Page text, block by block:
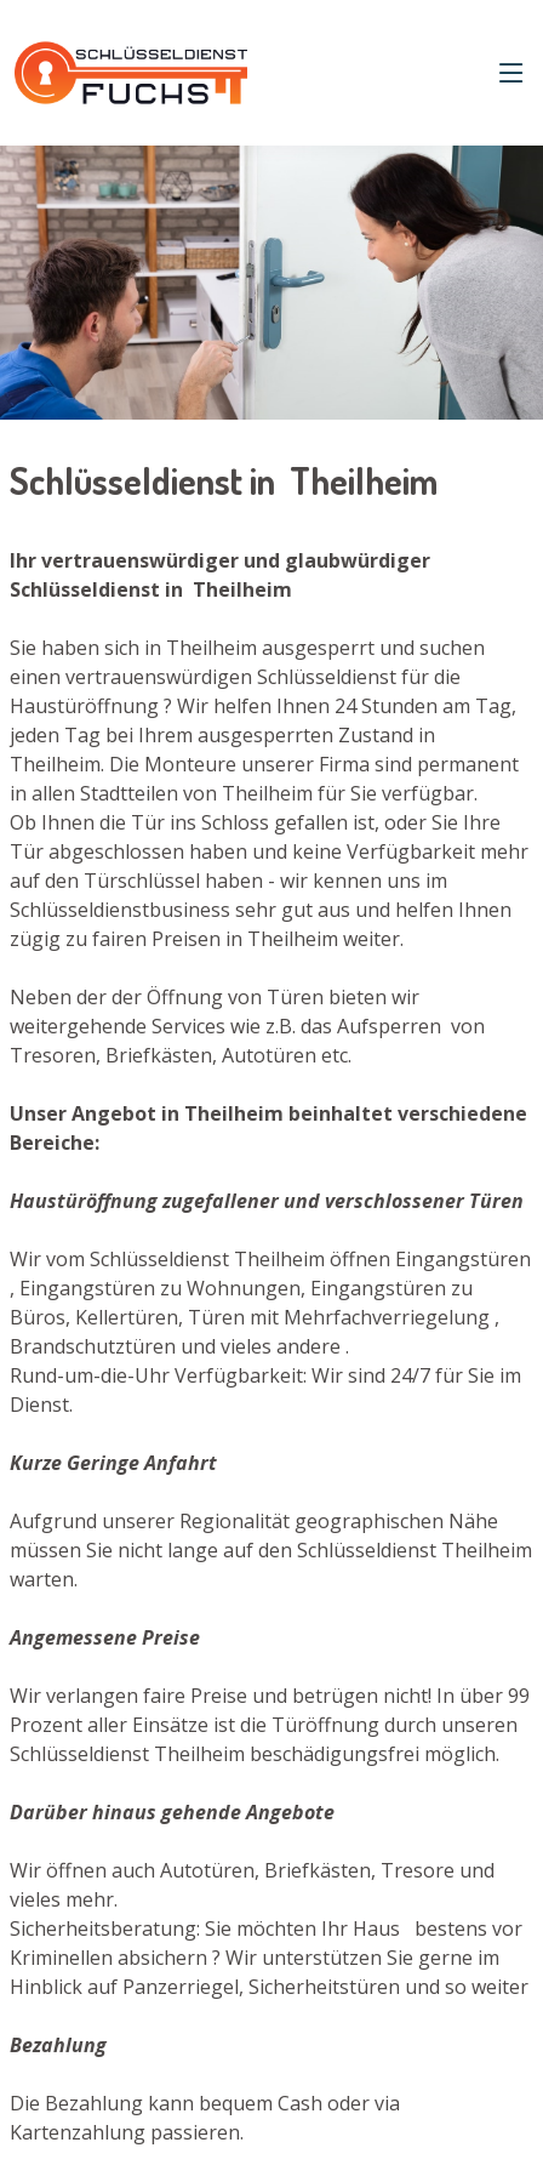
Schlüsseldienst in Theilheim
Ihr vertrauenswürdiger und glaubwürdiger
Schlüsseldienst in Theilheim
Sie haben sich in Theilheim ausgesperrt und suchen
einen vertrauenswürdigen Schlüsseldienst für die
Haustüröffnung ? Wir helfen Ihnen 24 Stunden am Tag,
jeden Tag bei Ihrem ausgesperrten Zustand in
Theilheim. Die Monteure unserer Firma sind permanent
in allen Stadtteilen von Theilheim für Sie verfügbar.
Ob Ihnen die Tür ins Schloss gefallen ist, oder Sie Ihre
Tür abgeschlossen haben und keine Verfügbarkeit mehr
auf den Türschlüssel haben - wir kennen uns im
Schlüsseldienstbusiness sehr gut aus und helfen Ihnen
zügig zu fairen Preisen in Theilheim weiter.
Neben der der Öffnung von Türen bieten wir
weitergehende Services wie z.B. das Aufsperren von
Tresoren, Briefkästen, Autotüren etc.
Unser Angebot in Theilheim beinhaltet verschiedene
Bereiche:
Haustüröffnung zugefallener und verschlossener Türen
Wir vom Schlüsseldienst Theilheim öffnen Eingangstüren
, Eingangstüren zu Wohnungen, Eingangstüren zu
Büros, Kellertüren, Türen mit Mehrfachverriegelung ,
Brandschutztüren und vieles andere .
Rund-um-die-Uhr Verfügbarkeit: Wir sind 24/7 für Sie im
Dienst.
Kurze Geringe Anfahrt
Aufgrund unserer Regionalität geographischen Nähe
müssen Sie nicht lange auf den Schlüsseldienst Theilheim
warten.
Angemessene Preise
Wir verlangen faire Preise und betrügen nicht! In über 99
Prozent aller Einsätze ist die Türöffnung durch unseren
Schlüsseldienst Theilheim beschädigungsfrei möglich.
Darüber hinaus gehende Angebote
Wir öffnen auch Autotüren, Briefkästen, Tresore und
vieles mehr.
Sicherheitsberatung: Sie möchten Ihr Haus bestens vor
Kriminellen absichern ? Wir unterstützen Sie gerne im
Hinblick auf Panzerriegel, Sicherheitstüren und so weiter
Bezahlung
Die Bezahlung kann bequem Cash oder via
Kartenzahlung passieren.